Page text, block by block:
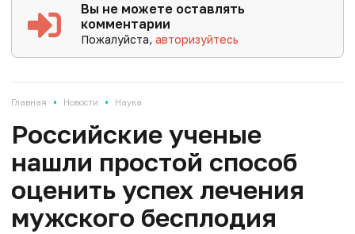
Вы не можете оставлять
комментарии
Пожалуйста,авторизуйтесь
Главная • Новости • Наука
Российские ученые
нашли простой способ
оценить успех лечения
мужского бесплодия